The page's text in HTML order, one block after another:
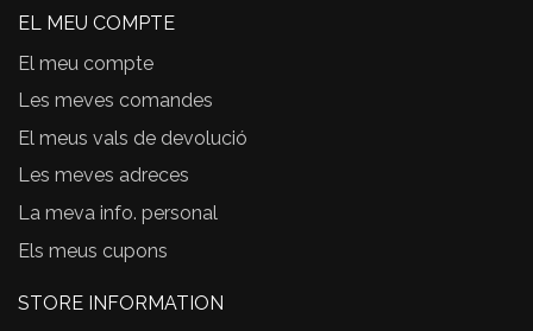
EL MEU COMPTE
El meu compte
Les meves comandes
El meus vals de devolució
Les meves adreces
La meva info. personal
Els meus cupons
STORE INFORMATION